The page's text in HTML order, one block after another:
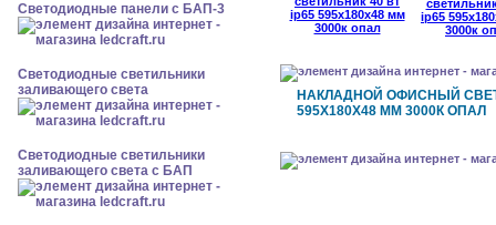
Cветодиодные панели с БАП-3
Светодиодные светильники
заливающего света
Светодиодные светильники
заливающего света с БАП
НАКЛАДНОЙ ОФИСНЫЙ
595X180X48 ММ 3000К ОПАЛ